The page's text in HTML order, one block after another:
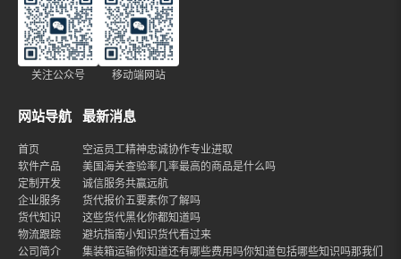
关注公众号 移动端网站
网站导航
首页
软件产品
定制开发
企业服务
货代知识
物流跟踪
公司简介
最新消息
空运员工精神忠诚协作专业进取
美国海关查验率几率最高的商品是什么吗
诚信服务共赢远航
货代报价五要素你了解吗
这些货代黑化你都知道吗
避坑指南小知识货代看过来
集装箱运输你知道还有哪些费用吗你知道包括哪些知识吗那我们就